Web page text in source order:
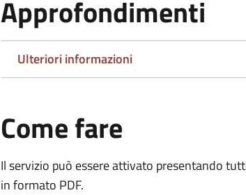
Approfondimenti
Ulteriori informazioni
Come fare
Il servizio può essere attivato presentando
in formato PDF.